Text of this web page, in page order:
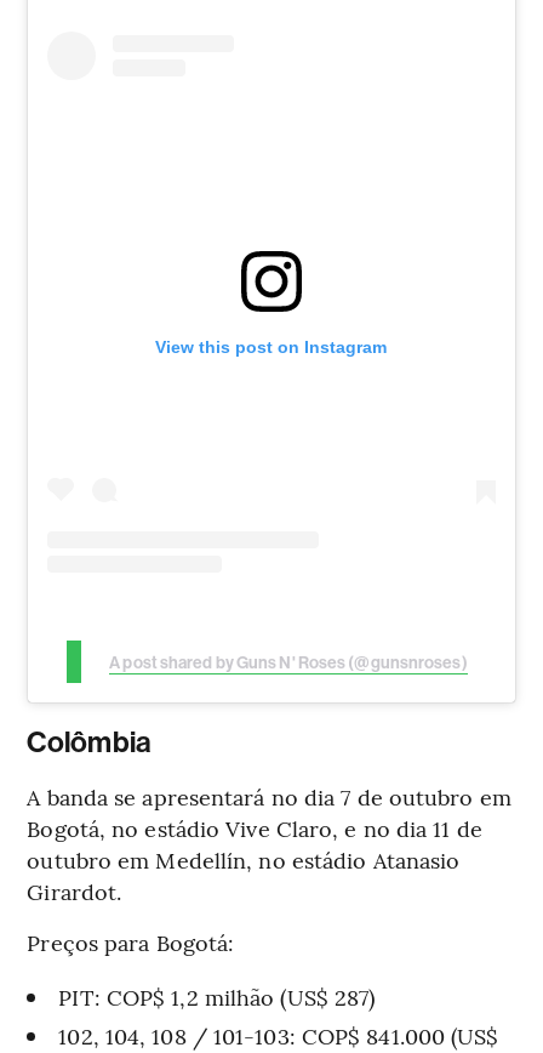
View this post on Instagram
A post shared by Guns N' Roses (@gunsnroses)
Colômbia
A banda se apresentará no dia 7 de outubro em
Bogotá, no estádio Vive Claro, e no dia 11 de
outubro em Medellín, no estádio Atanasio
Girardot.
Preços para Bogotá:
PIT: COP$ 1,2 milhão (US$ 287)
102, 104, 108 / 101-103: COP$ 841.000 (US$